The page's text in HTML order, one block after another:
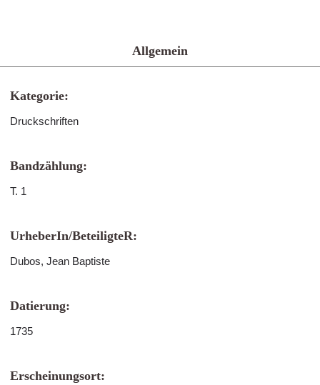
Allgemein
Kategorie:
Druckschriften
Bandzählung:
T. 1
UrheberIn/BeteiligteR:
Dubos, Jean Baptiste
Datierung:
1735
Erscheinungsort: